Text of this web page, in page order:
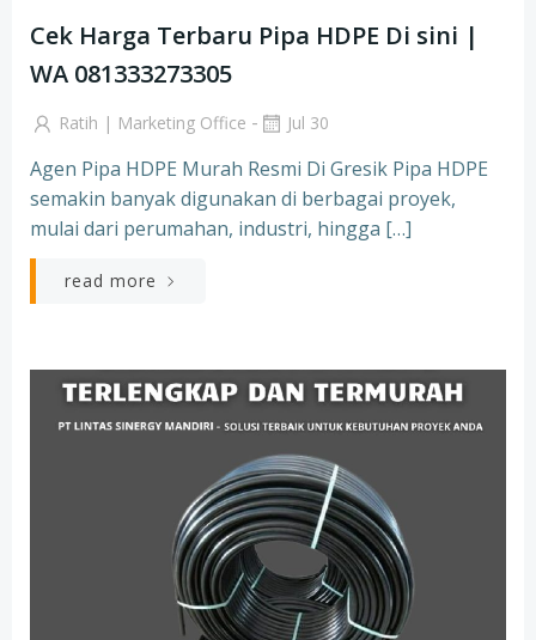
Cek Harga Terbaru Pipa HDPE Di sini |
WA 081333273305
Ratih | Marketing Office - Jul 30
Agen Pipa HDPE Murah Resmi Di Gresik Pipa HDPE
semakin banyak digunakan di berbagai proyek,
mulai dari perumahan, industri, hingga […]
read more